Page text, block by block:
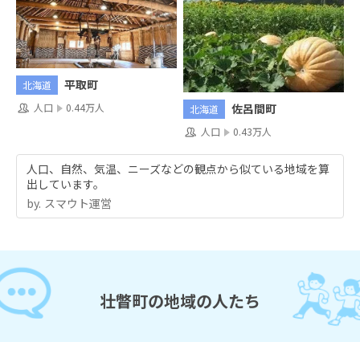
北海道 平取町
人口 0.44万人 北海道 佐呂間町
人口 0.43万人
人口、自然、気温、ニーズなどの観点から似ている地域を算
出しています。
by.︎ スマウト運営
壮瞥町の地域の人たち